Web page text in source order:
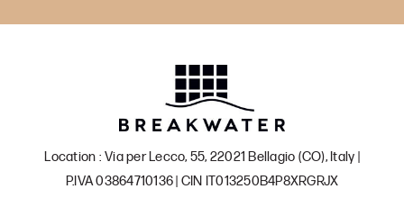
Location : Via per Lecco, 55, 22021 Bellagio (CO), Italy |
P.IVA 03864710136 | CIN IT013250B4P8XRGRJX